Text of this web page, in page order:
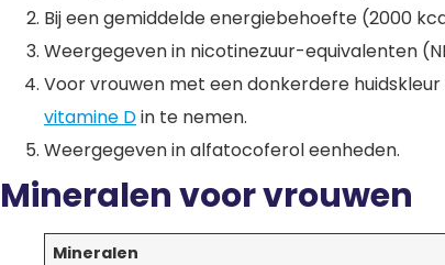
Bij een gemiddelde energiebehoefte (2000
Weergegeven in nicotinezuur-equivalenten
Voor vrouwen met een donkerdere
vitamine Din te nemen.
Weergegeven in alfatocoferol eenheden.
Mineralen voor vrouwen
Mineralen